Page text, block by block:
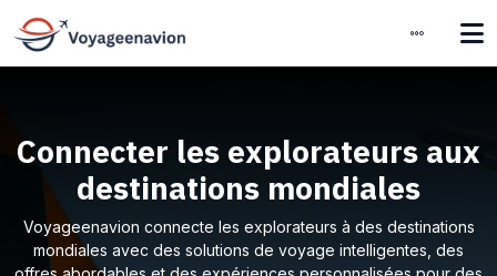
Connecter les explorateurs aux
destinations mondiales
Voyageenavion connecte les explorateurs à des destinations
mondiales avec des solutions de voyage intelligentes, des